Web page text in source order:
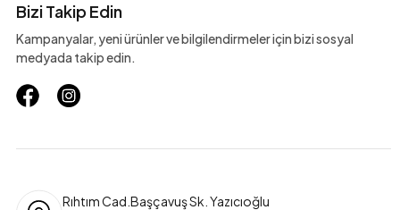
Bizi Takip Edin
Kampanyalar, yeni ürünler ve bilgilendirmeler için bizi sosyal
medyada takip edin.
Rıhtım Cad.Başçavuş Sk. Yazıcıoğlu